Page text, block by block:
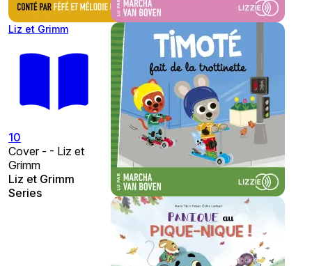
Liz et Grimm
10
Cover - - Liz et
Grimm
Liz et Grimm
Series